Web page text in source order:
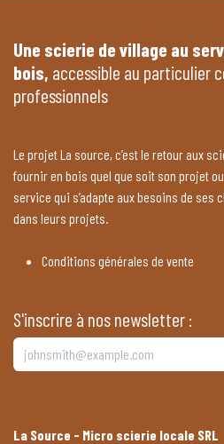
Une scierie de village au
bois, accessible au particulier
professionnels
Le projet La source, c’est le retour aux
fournir en bois quel que soit son projet
service qui s’adapte aux besoins de ses
dans leurs projets.
Conditions générales de vente
S'inscrire à nos newsletter :
La Source - Micro scierie locale SRL